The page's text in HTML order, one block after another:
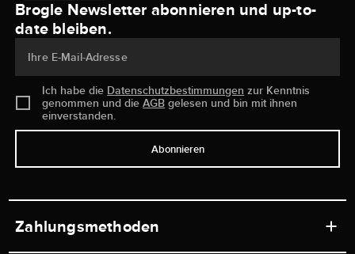
Brogle Newsletter abonnieren und up-to-
date bleiben.
Ihre E-Mail-Adresse
Ich habe die Datenschutzbestimmungen zur Kenntnis
genommen und dieAGB gelesen und bin mit ihnen
einverstanden.
Abonnieren
Zahlungsmethoden